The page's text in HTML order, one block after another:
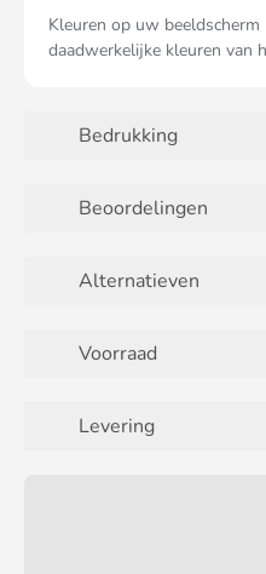
Kleuren op uw
daadwerkelijke kleuren van
Bedrukking
Beoordelingen
Alternatieven
Voorraad
Levering